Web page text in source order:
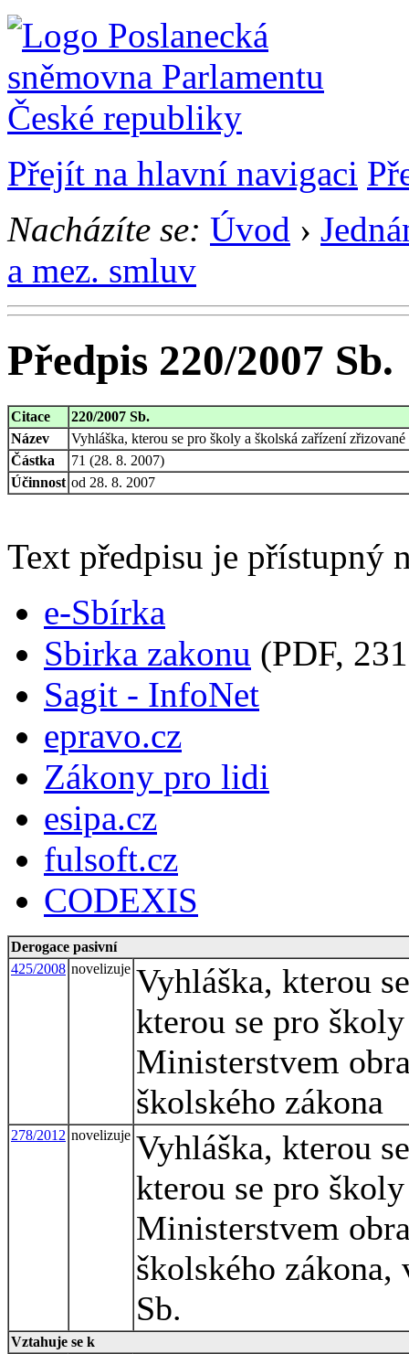
Přejít na hlavní navigaci
Nacházíte se: Úvod ›
a mez. smluv
Předpis 220/2007 Sb.
Citace
220/2007 Sb.
Název
Vyhláška, kterou se pro školy a školská zařízení
Částka
71 (28. 8. 2007)
Účinnost od 28. 8. 2007
Text předpisu je přístupný
e-Sbírka
Sbirka zakonu (PDF,
Sagit - InfoNet
epravo.cz
Zákony pro lidi
esipa.cz
fulsoft.cz
CODEXIS
Derogace pasivní
425/2008 novelizuje Vyhláška, kterou
kterou se pro
Ministerstvem
školského zákona
278/2012 novelizuje Vyhláška, kterou
kterou se pro
Ministerstvem
školského
Sb.
Vztahuje se k